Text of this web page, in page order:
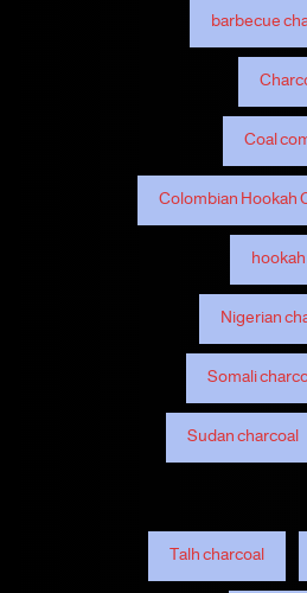
barbecue
Coal
Colombian Hookah
Nigerian
Somali
Sudan charcoal
Talh charcoal